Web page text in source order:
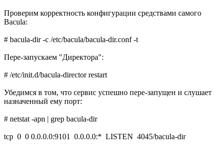
Проверим корректность конфигурации средствами самого
Bacula:
# bacula-dir -c /etc/bacula/bacula-dir.conf -t
Пере-запускаем "Директора":
# /etc/init.d/bacula-director restart
Убедимся в том, что сервис успешно пере-запущен и слушает
назначенный ему порт:
# netstat -apn | grep bacula-dir
tcp 0 0 0.0.0.0:9101 0.0.0.0:* LISTEN 4045/bacula-dir